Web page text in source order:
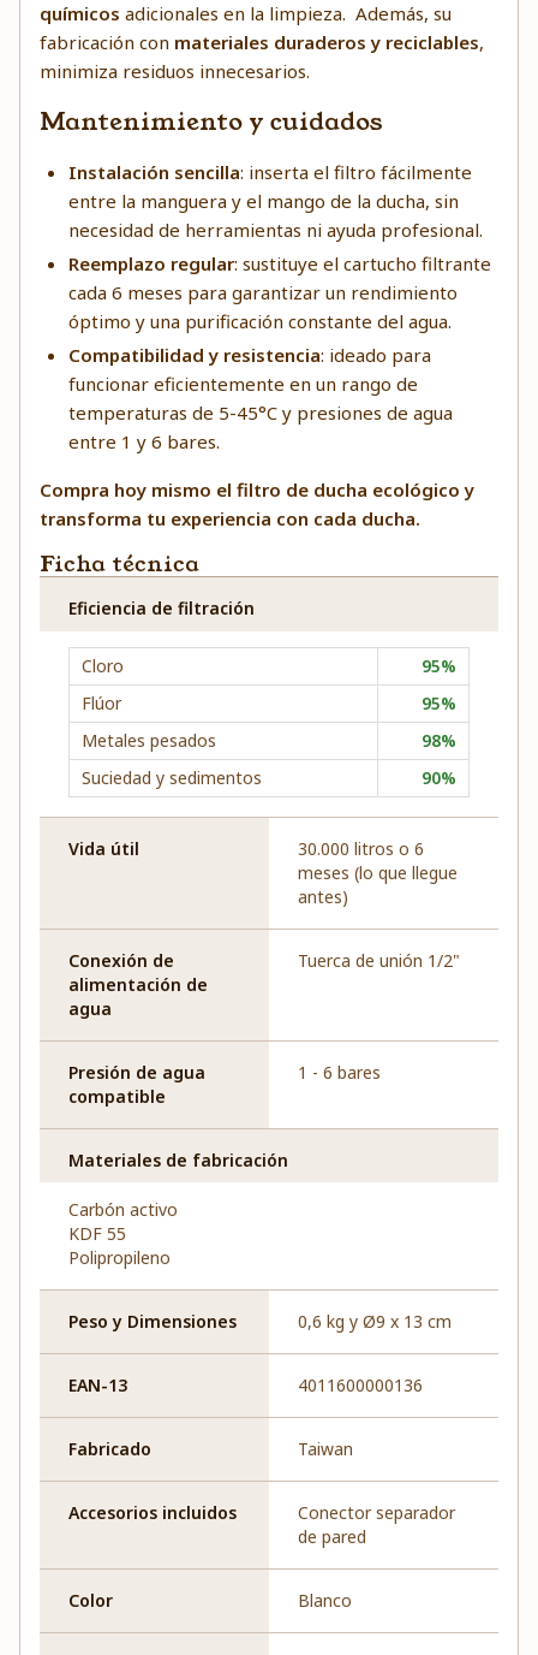
químicos adicionales en la limpieza. Además, su
fabricación con materiales duraderos y reciclables,
minimiza residuos innecesarios.
Mantenimiento y cuidados
Instalación sencilla: inserta el filtro fácilmente
entre la manguera y el mango de la ducha, sin
necesidad de herramientas ni ayuda profesional.
Reemplazo regular: sustituye el cartucho filtrante
cada 6 meses para garantizar un rendimiento
óptimo y una purificación constante del agua.
Compatibilidad y resistencia: ideado para
funcionar eficientemente en un rango de
temperaturas de 5-45°C y presiones de agua
entre 1 y 6 bares.
Compra hoy mismo el filtro de ducha ecológico y
transforma tu experiencia con cada ducha.
Ficha técnica
Eficiencia de filtración
Cloro
95%
Flúor
95%
Metales pesados
98%
Suciedad y sedimentos
90%
Vida útil
30.000 litros o 6
meses (lo que llegue
antes)
Conexión de
alimentación de
agua
Tuerca de unión 1/2"
Presión de agua
compatible
1 - 6 bares
Materiales de fabricación
Carbón activo
KDF 55
Polipropileno
Peso y Dimensiones 0,6 kg y Ø9 x 13 cm
EAN-13 4011600000136
Fabricado Taiwan
Accesorios incluidos
Conector separador
de pared
Color Blanco